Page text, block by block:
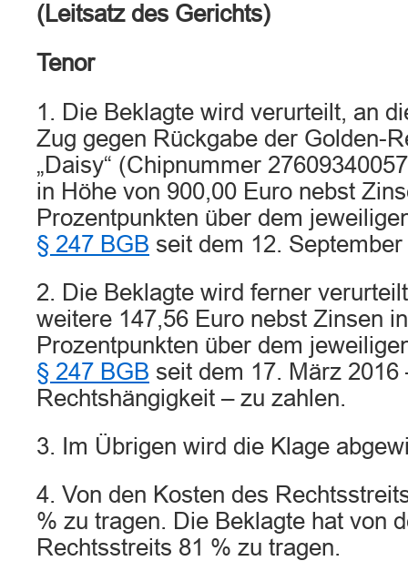
(Leitsatz des Gerichts)
Tenor
1. Die Beklagte wird verurteilt, an
Zug gegen Rückgabe der Golden-
„Daisy“ (Chipnummer
in Höhe von 900,00 Euro nebst
Prozentpunkten über dem
§ 247 BGB seit dem 12.
2. Die Beklagte wird ferner
weitere 147,56 Euro nebst Zinsen
Prozentpunkten über dem
§ 247 BGB seit dem 17. März 2016
Rechtshängigkeit – zu zahlen.
3. Im Übrigen wird die Klage
4. Von den Kosten des
% zu tragen. Die Beklagte hat von
Rechtsstreits 81 % zu tragen.